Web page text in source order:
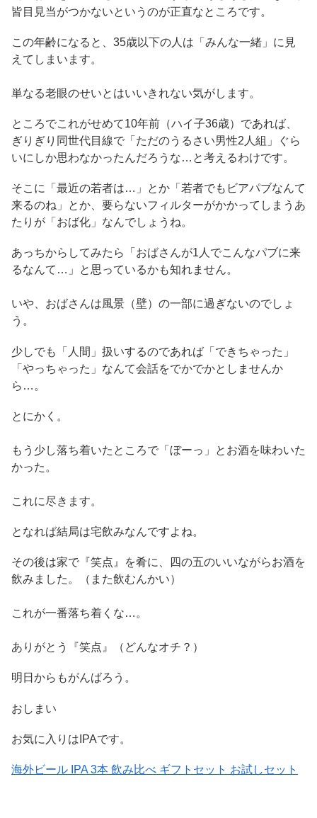
皆目見当がつかないというのが正直なところです。
この年齢になると、35歳以下の人は「みんな一緒」に見
えてしまいます。
単なる老眼のせいとはいいきれない気がします。
ところでこれがせめて10年前（ハイ子36歳）であれば、
ぎりぎり同世代目線で「ただのうるさい男性2人組」ぐら
いにしか思わなかったんだろうな…と考えるわけです。
そこに「最近の若者は…」とか「若者でもビアパブなんて
来るのね」とか、要らないフィルターがかかってしまうあ
たりが「おば化」なんでしょうね。
あっちからしてみたら「おばさんが1人でこんなパブに来
るなんて…」と思っているかも知れません。
いや、おばさんは風景（壁）の一部に過ぎないのでしょ
う。
少しでも「人間」扱いするのであれば「できちゃった」
「やっちゃった」なんて会話をでかでかとしませんか
ら…。
とにかく。
もう少し落ち着いたところで「ぼーっ」とお酒を味わいた
かった。
これに尽きます。
となれば結局は宅飲みなんですよね。
その後は家で『笑点』を肴に、四の五のいいながらお酒を
飲みました。（また飲むんかい）
これが一番落ち着くな…。
ありがとう『笑点』（どんなオチ？）
明日からもがんばろう。
おしまい
お気に入りはIPAです。
海外ビール IPA 3本 飲み比べ ギフトセット お試しセット